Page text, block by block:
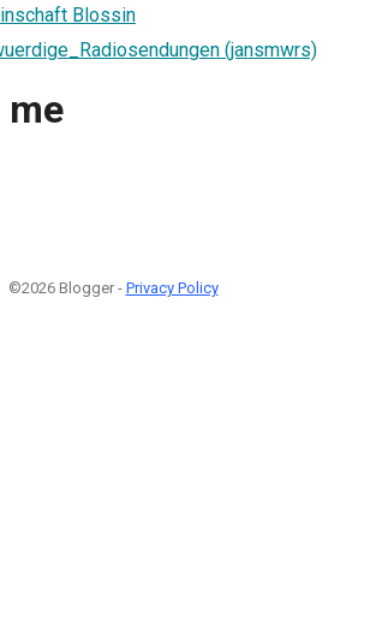
Blossin
(jansmwrs)
me
©2026 Blogger - Privacy Policy